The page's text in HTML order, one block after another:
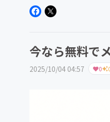
今なら無料で
2025/10/04 04:57 0